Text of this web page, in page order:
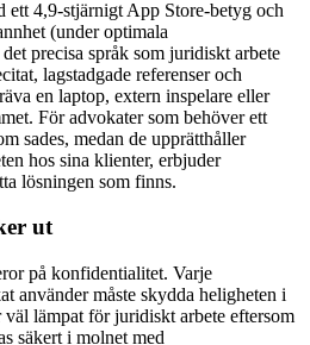
ett 4,9-stjärnigt App Store-betyg och
(under optimala
precisa språk som juridiskt arbete
lagstadgade referenser och
en laptop, extern inspelare eller
För advokater som behöver ett
sades, medan de upprätthåller
hos sina klienter, erbjuder
lösningen som finns.
ut
på konfidentialitet. Varje
använder måste skydda heligheten i
lämpat för juridiskt arbete eftersom
säkert i molnet med